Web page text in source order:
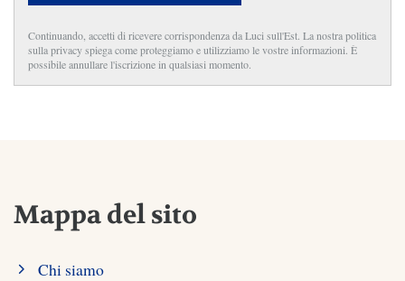
Continuando, accetti di ricevere corrispondenza da Luci sull'Est. La nostra politica
sulla privacy spiega come proteggiamo e utilizziamo le vostre informazioni. È
possibile annullare l'iscrizione in qualsiasi momento.
Mappa del sito
Chi siamo